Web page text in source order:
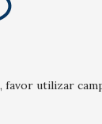
favor utilizar